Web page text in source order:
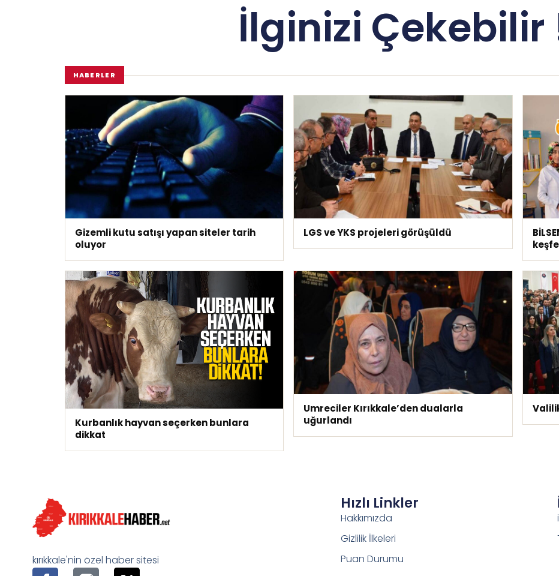
İlginizi Çekebilir
HABERLER
Gizemli kutu satışı yapan siteler tarih
oluyor
LGS ve YKS projeleri görüşüldü
Kurbanlık hayvan seçerken bunlara
dikkat
Umreciler Kırıkkale’den dualarla
uğurlandı
kırıkkale'nin özel haber sitesi
Hızlı Linkler
Hakkımızda
Gizlilik İlkeleri
Puan Durumu